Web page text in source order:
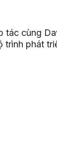
tác cùng
trình phát